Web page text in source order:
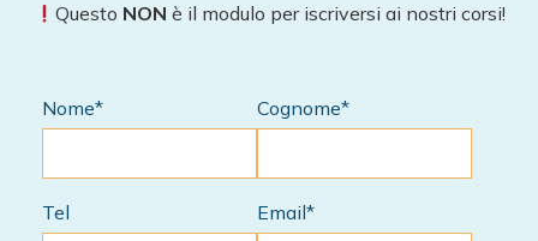
Questo NON è il modulo per iscriversi ai nostri corsi!
Nome* Cognome*
Tel Email*